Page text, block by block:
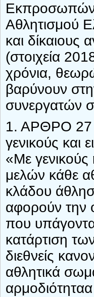
Αθλητισμού
και
(στοιχεία
χρόνια,
βαρύνουν
συνεργατών
1. ΑΡΘΡΟ 27
γενικούς και
«Με γενικούς
μελών κάθε
κλάδου
αφορούν την
που
κατάρτιση
διεθνείς
αθλητικά